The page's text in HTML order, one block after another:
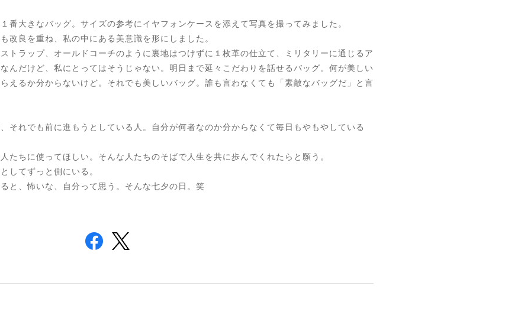
番大きなバッグ。サイズの参考にイヤフォンケースを添えて写真を撮ってみました。
改良を重ね、私の中にある美意識を形にしました。
トラップ、オールドコーチのように裏地はつけずに１枚革の仕立て、ミリタリーに通じるア
んだけど、私にとってはそうじゃない。明日まで延々こだわりを話せるバッグ。何が美しい
えるか分からないけど。それでも美しいバッグ。誰も言わなくても「素敵なバッグだ」と言
それでも前に進もうとしている人。自分が何者なのか分からなくて毎日もやもやしている
たちに使ってほしい。そんな人たちのそばで人生を共に歩んでくれたらと願う。
してずっと側にいる。
と、怖いな、自分って思う。そんな七夕の日。笑